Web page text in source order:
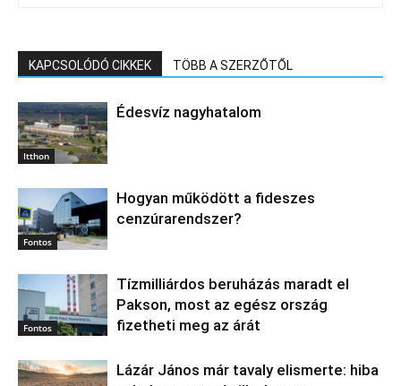
KAPCSOLÓDÓ CIKKEK TÖBB A SZERZŐTŐL
Itthon
Édesvíz nagyhatalom
Fontos
Hogyan működött a fideszes
cenzúrarendszer?
Fontos
Tízmilliárdos beruházás maradt el
Pakson, most az egész ország
fizetheti meg az árát
Lázár János már tavaly elismerte: hiba